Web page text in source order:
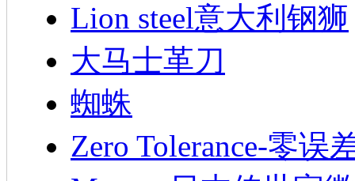
Lion steel意大利钢狮
大马士革刀
蜘蛛
Zero Tolerance-零误